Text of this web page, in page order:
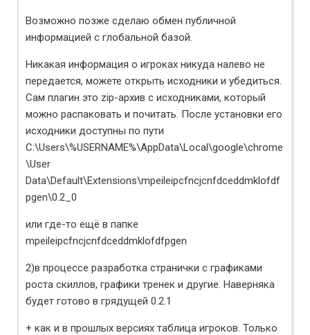
Возможно позже сделаю обмен публичной
информацией с глобальной базой.
Никакая информация о игроках никуда налево не
передается, можете открыть исходники и убедиться.
Сам плагин это zip-архив с исходниками, который
можно распаковать и почитать. После установки его
исходники доступны по пути
C:\Users\%USERNAME%\AppData\Local\google\chrome
\User
Data\Default\Extensions\mpeileipcfncjcnfdceddmklofdf
pgen\0.2_0
или где-то ещё в папке
mpeileipcfncjcnfdceddmklofdfpgen
2)в процессе разработка странички с графиками
роста скиллов, графики тренек и другие. Наверняка
будет готово в грядущей 0.2.1
+ как и в прошлых версиях таблица игроков. Только